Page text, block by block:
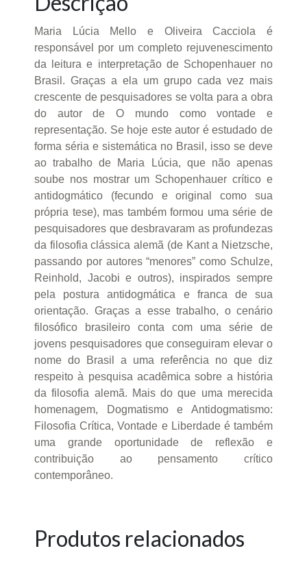
Maria Lúcia Mello e Oliveira Cacciola é
responsável por um completo rejuvenescimento
da leitura e interpretação de Schopenhauer no
Brasil. Graças a ela um grupo cada vez mais
crescente de pesquisadores se volta para a obra
do autor de O mundo como vontade e
representação. Se hoje este autor é estudado de
forma séria e sistemática no Brasil, isso se deve
ao trabalho de Maria Lúcia, que não apenas
soube nos mostrar um Schopenhauer crítico e
antidogmático (fecundo e original como sua
própria tese), mas também formou uma série de
pesquisadores que desbravaram as profundezas
da filosofia clássica alemã (de Kant a Nietzsche,
passando por autores “menores” como Schulze,
Reinhold, Jacobi e outros), inspirados sempre
pela postura antidogmática e franca de sua
orientação. Graças a esse trabalho, o cenário
filosófico brasileiro conta com uma série de
jovens pesquisadores que conseguiram elevar o
nome do Brasil a uma referência no que diz
respeito à pesquisa acadêmica sobre a história
da filosofia alemã. Mais do que uma merecida
homenagem, Dogmatismo e Antidogmatismo:
Filosofia Crítica, Vontade e Liberdade é também
uma grande oportunidade de reflexão e
contribuição ao pensamento crítico
contemporâneo.
Produtos relacionados